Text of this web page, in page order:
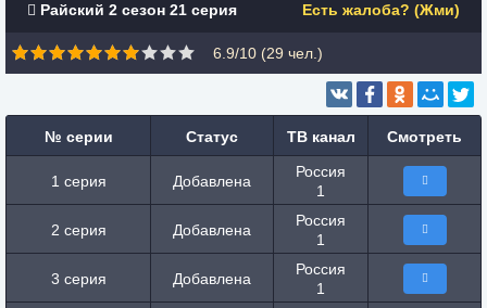
Райский 2 сезон 21 серия Есть жалоба? (Жми)
6.9/10 (29 чел.)
№ серии Статус ТВ канал Смотреть
1 серия Добавлена
Россия
1
2 серия Добавлена
Россия
1
3 серия Добавлена
Россия
1